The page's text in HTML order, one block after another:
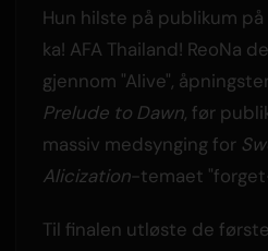
Hun hilste på publikum
ka! AFA Thailand! ReoNa
gjennom "Alive",
Prelude to Dawn, før
massiv medsynging for
Alicization-temaet
Til finalen utløste de